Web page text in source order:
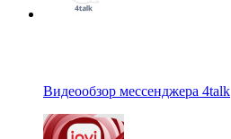
Видеообзор мессенджера 4talk